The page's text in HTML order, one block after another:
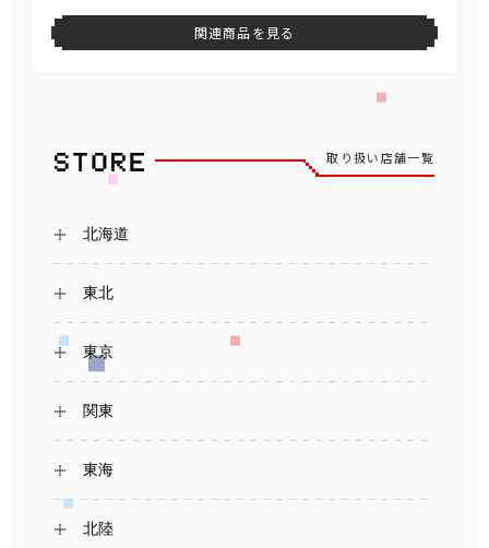
関連商品を見る
取り扱い店舗一覧
北海道
東北
東京
関東
東海
北陸